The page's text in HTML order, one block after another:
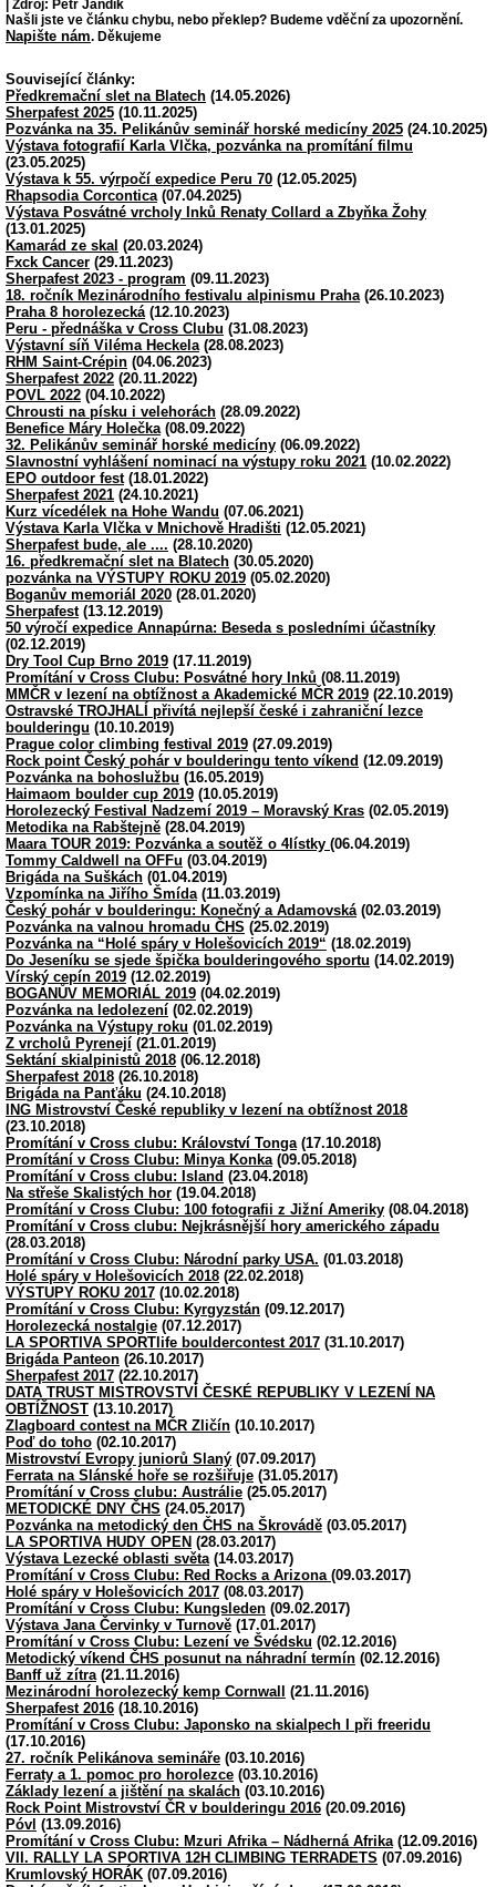
| Zdroj: Petr Jandík
Našli jste ve článku chybu, nebo překlep? Budeme vděční za upozornění.
Napište nám. Děkujeme
Související články:
Předkremační slet na Blatech (14.05.2026)
Sherpafest 2025 (10.11.2025)
Pozvánka na 35. Pelikánův seminář horské medicíny 2025 (24.10.2025)
Výstava fotografií Karla Vlčka, pozvánka na promítání filmu
(23.05.2025)
Výstava k 55. výrpočí expedice Peru 70 (12.05.2025)
Rhapsodia Corcontica(07.04.2025)
Výstava Posvátné vrcholy Inků Renaty Collard a Zbyňka Žohy
(13.01.2025)
Kamarád ze skal (20.03.2024)
Fxck Cancer (29.11.2023)
Sherpafest 2023 - program (09.11.2023)
18. ročník Mezinárodního festivalu alpinismu Praha(26.10.2023)
Praha 8 horolezecká(12.10.2023)
Peru - přednáška v Cross Clubu (31.08.2023)
Výstavní síň Viléma Heckela(28.08.2023)
RHM Saint-Crépin (04.06.2023)
Sherpafest 2022 (20.11.2022)
POVL 2022 (04.10.2022)
Chrousti na písku i velehorách (28.09.2022)
Benefice Máry Holečka(08.09.2022)
32. Pelikánův seminář horské medicíny (06.09.2022)
Slavnostní vyhlášení nominací na výstupy roku 2021 (10.02.2022)
EPO outdoor fest(18.01.2022)
Sherpafest 2021 (24.10.2021)
Kurz vícedélek na Hohe Wandu (07.06.2021)
Výstava Karla Vlčka v Mnichově Hradišti (12.05.2021)
Sherpafest bude, ale .... (28.10.2020)
16. předkremační slet na Blatech (30.05.2020)
pozvánka na VÝSTUPY ROKU 2019 (05.02.2020)
Boganův memoriál 2020 (28.01.2020)
Sherpafest(13.12.2019)
50 výročí expedice Annapúrna: Beseda s posledními účastníky
(02.12.2019)
Dry Tool Cup Brno 2019 (17.11.2019)
Promítání v Cross Clubu: Posvátné hory Inků (08.11.2019)
MMČR v lezení na obtížnost a Akademické MČR 2019 (22.10.2019)
Ostravské TROJHALÍ přivítá nejlepší české i zahraniční lezce
boulderingu (10.10.2019)
Prague color climbing festival 2019 (27.09.2019)
Rock point Český pohár v boulderingu tento víkend (12.09.2019)
Pozvánka na bohoslužbu (16.05.2019)
Haimaom boulder cup 2019 (10.05.2019)
Horolezecký Festival Nadzemí 2019 – Moravský Kras (02.05.2019)
Metodika na Rabštejně (28.04.2019)
Maara TOUR 2019: Pozvánka a soutěž o 4lístky (06.04.2019)
Tommy Caldwell na OFFu (03.04.2019)
Brigáda na Suškách (01.04.2019)
Vzpomínka na Jiřího Šmída(11.03.2019)
Český pohár v boulderingu: Konečný a Adamovská(02.03.2019)
Pozvánka na valnou hromadu ČHS (25.02.2019)
Pozvánka na “Holé spáry v Holešovicích 2019“ (18.02.2019)
Do Jeseníku se sjede špička boulderingového sportu (14.02.2019)
Vírský cepín 2019 (12.02.2019)
BOGANŮV MEMORIÁL 2019 (04.02.2019)
Pozvánka na ledolezení (02.02.2019)
Pozvánka na Výstupy roku (01.02.2019)
Z vrcholů Pyrenejí (21.01.2019)
Sektání skialpinistů 2018 (06.12.2018)
Sherpafest 2018 (26.10.2018)
Brigáda na Panťáku (24.10.2018)
ING Mistrovství České republiky v lezení na obtížnost 2018
(23.10.2018)
Promítání v Cross clubu: Království Tonga(17.10.2018)
Promítání v Cross Clubu: Minya Konka(09.05.2018)
Promítání v Cross clubu: Island (23.04.2018)
Na střeše Skalistých hor (19.04.2018)
Promítání v Cross Clubu: 100 fotografii z Jižní Ameriky (08.04.2018)
Promítání v Cross clubu: Nejkrásnější hory amerického západu
(28.03.2018)
Promítání v Cross Clubu: Národní parky USA. (01.03.2018)
Holé spáry v Holešovicích 2018 (22.02.2018)
VÝSTUPY ROKU 2017 (10.02.2018)
Promítání v Cross Clubu: Kyrgyzstán (09.12.2017)
Horolezecká nostalgie (07.12.2017)
LA SPORTIVA SPORTlife bouldercontest 2017 (31.10.2017)
Brigáda Panteon (26.10.2017)
Sherpafest 2017 (22.10.2017)
DATA TRUST MISTROVSTVÍ ČESKÉ REPUBLIKY V LEZENÍ NA
OBTÍŽNOST (13.10.2017)
Zlagboard contest na MČR Zličín (10.10.2017)
Poď do toho (02.10.2017)
Mistrovství Evropy juniorů Slaný (07.09.2017)
Ferrata na Slánské hoře se rozšiřuje (31.05.2017)
Promítání v Cross clubu: Austrálie (25.05.2017)
METODICKÉ DNY ČHS (24.05.2017)
Pozvánka na metodický den ČHS na Škrovádě (03.05.2017)
LA SPORTIVA HUDY OPEN (28.03.2017)
Výstava Lezecké oblasti světa(14.03.2017)
Promítání v Cross Clubu: Red Rocks a Arizona (09.03.2017)
Holé spáry v Holešovicích 2017 (08.03.2017)
Promítání v Cross Clubu: Kungsleden (09.02.2017)
Výstava Jana Červinky v Turnově (17.01.2017)
Promítání v Cross Clubu: Lezení ve Švédsku (02.12.2016)
Metodický víkend ČHS posunut na náhradní termín (02.12.2016)
Banff už zítra(21.11.2016)
Mezinárodní horolezecký kemp Cornwall
(21.11.2016)
Sherpafest 2016 (18.10.2016)
Promítání v Cross Clubu: Japonsko na skialpech I při freeridu
(17.10.2016)
27. ročník Pelikánova semináře (03.10.2016)
Ferraty a 1. pomoc pro horolezce (03.10.2016)
Základy lezení a jištění na skalách (03.10.2016)
Rock Point Mistrovství ČR v boulderingu 2016 (20.09.2016)
Póvl (13.09.2016)
Promítání v Cross Clubu: Mzuri Afrika – Nádherná Afrika(12.09.2016)
VII. RALLY LA SPORTIVA 12H CLIMBING TERRADETS (07.09.2016)
Krumlovský HORÁK (07.09.2016)